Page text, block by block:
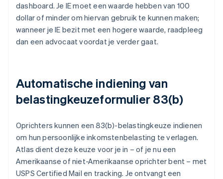
dashboard. Je IE moet een waarde hebben van 100
dollar of minder om hiervan gebruik te kunnen maken;
wanneer je IE bezit met een hogere waarde, raadpleeg
dan een advocaat voordat je verder gaat.
Automatische indiening van
belastingkeuzeformulier 83(b)
Oprichters kunnen een 83(b)-belastingkeuze indienen
om hun persoonlijke inkomstenbelasting te verlagen.
Atlas dient deze keuze voor je in – of je nu een
Amerikaanse of niet-Amerikaanse oprichter bent – met
USPS Certified Mail en tracking. Je ontvangt een